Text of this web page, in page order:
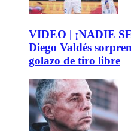
VIDEO | ¡NADIE
Diego Valdés
golazo de tiro libre